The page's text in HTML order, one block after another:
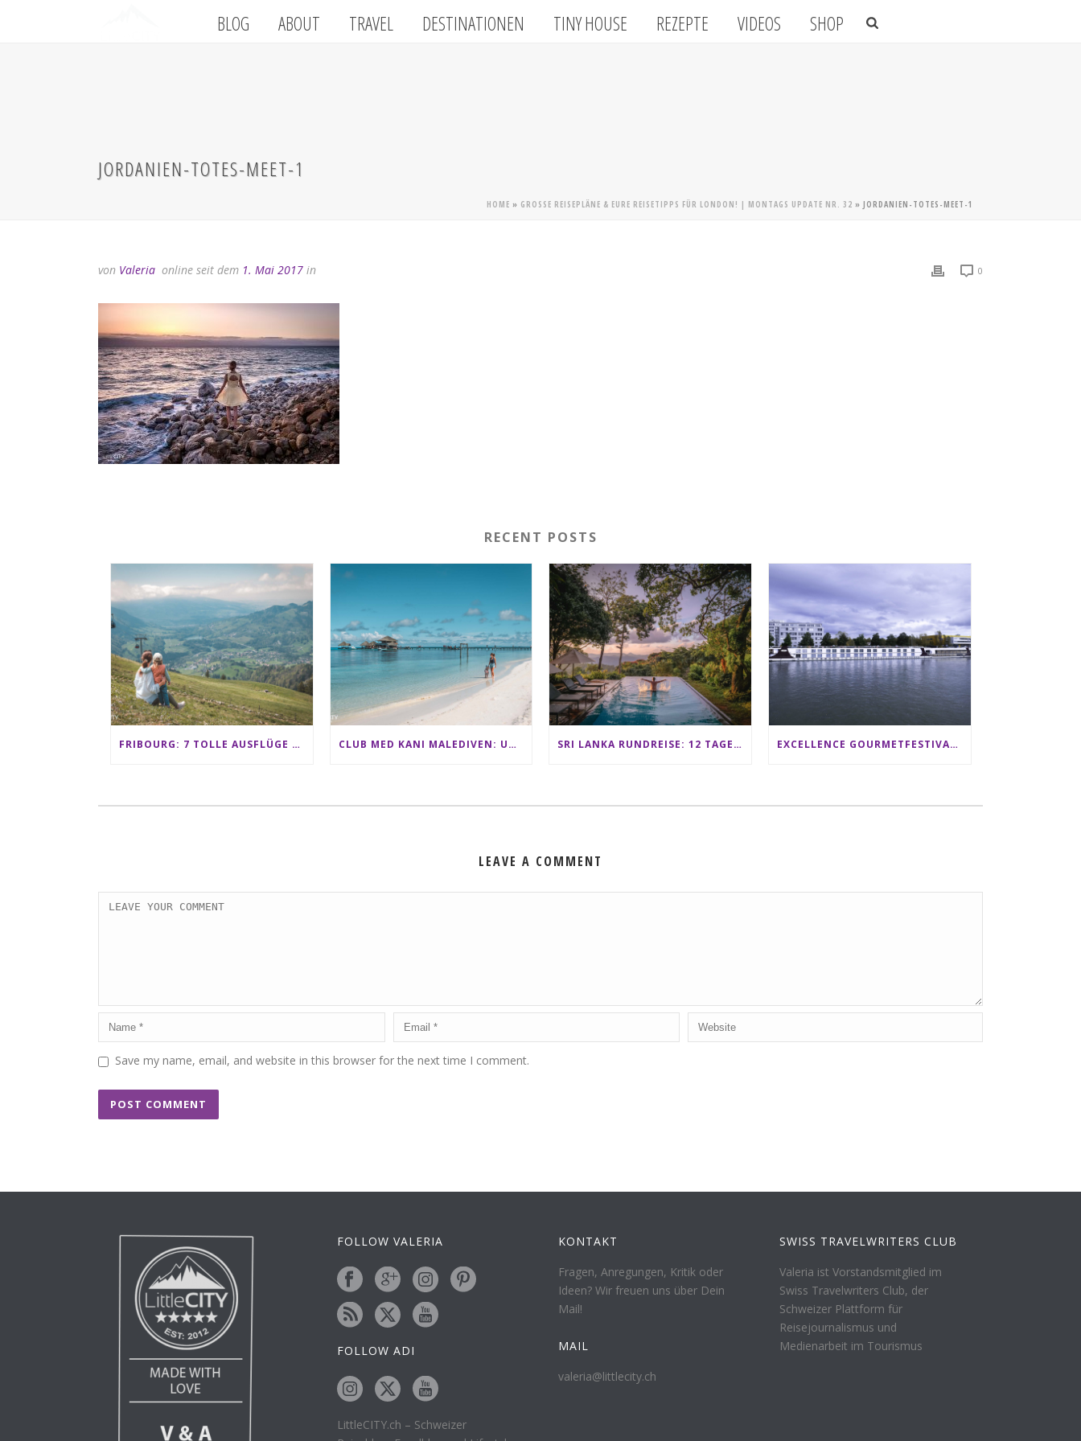
BLOG ABOUT TRAVEL DESTINATIONEN TINY HOUSE REZEPTE VIDEOS SHOP
JORDANIEN-TOTES-MEET-1
HOME » GROSSE REISEPLÄNE & EURE REISETIPPS FÜR LONDON! | MONTAGS UPDATE NR. 32 » JORDANIEN-TOTES-MEET-1
von Valeria online seit dem 1. Mai 2017 in 0
RECENT POSTS
FRIBOURG: 7 TOLLE AUSFLÜGE FÜR FAMILIEN VON CHARMEY BIS LES PACCOTS CLUB MED KANI MALEDIVEN: UNSERE ERFAHRUNGEN IM ALL-INCLUSIVE PARADIES SRI LANKA RUNDREISE: 12 TAGE ZWISCHEN ELEFANTEN, TEEPLANTAGEN & STRAND ALS FAMILIE EXCELLENCE GOURMETFESTIVAL ´25: ZWEI STERNEKÖCHE ANTONIO GUIDA & DARIO MORESCO VERWÖHNEN IHRE GÄSTE AUF EINER LUXERIÖSEN SCHIFFSREISE
LEAVE A COMMENT
Save my name, email, and website in this browser for the next time I comment.
FOLLOW VALERIA
FOLLOW ADI
LittleCITY.ch – Schweizer
KONTAKT
Fragen, Anregungen, Kritik oder
Ideen? Wir freuen uns über Dein
Mail!
MAIL
valeria@littlecity.ch
SWISS TRAVELWRITERS CLUB
Valeria ist Vorstandsmitglied im
Swiss Travelwriters Club, der
Schweizer Plattform für
Reisejournalismus und
Medienarbeit im Tourismus